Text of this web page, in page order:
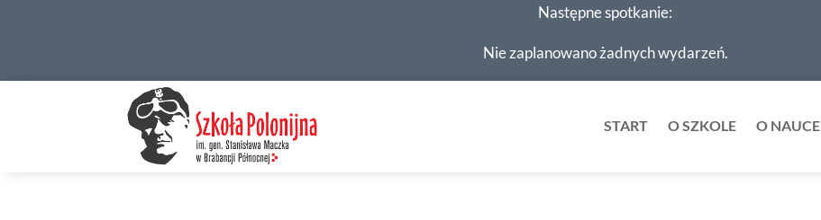
Następne spotkanie:
Nie zaplanowano żadnych wydarzeń.
START O SZKOLE O NAUCE